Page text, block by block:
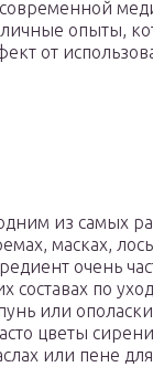
опыты,
от
из самых
масках,
очень
составах по
или
цветы
или пене